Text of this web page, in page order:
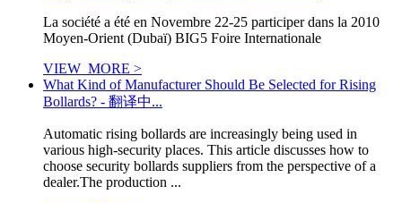
La société a été en Novembre 22-25 participer dans la 2010
Moyen-Orient (Dubaï) BIG5 Foire Internationale
VIEW_MORE >
What Kind of Manufacturer Should Be Selected for Rising
Bollards? - 翻译中...
Automatic rising bollards are increasingly being used in
various high-security places. This article discusses how to
choose security bollards suppliers from the perspective of a
dealer.The production ...